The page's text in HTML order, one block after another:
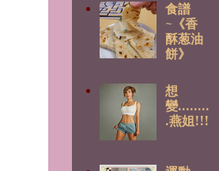
食譜
~《香
酥葱油
餅》
想
變........
.燕姐!!!